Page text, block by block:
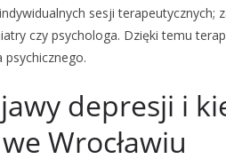
sesji terapeutycznych;
czy psychologa. Dzięki temu
depresji i
Wrocławiu